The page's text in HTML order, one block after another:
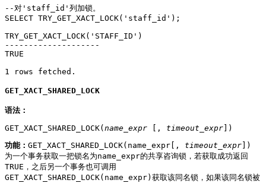
--对'staff_id'列加锁。
SELECT TRY_GET_XACT_LOCK('staff_id');
TRY_GET_XACT_LOCK('STAFF_ID')
--------------------
TRUE
1 rows fetched.
GET_XACT_SHARED_LOCK
语法：
GET_XACT_SHARED_LOCK( name_expr [, timeout_expr ])
功能： GET_XACT_SHARED_LOCK(name_expr[, timeout_expr ])
为一个事务获取一把锁名为name_expr的共享咨询锁，若获取成功返回
TRUE，之后另一个事务也可调用
GET_XACT_SHARED_LOCK(name_expr)获取该同名锁，如果该同名锁被